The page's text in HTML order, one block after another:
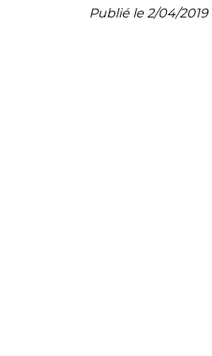
Publié le 2/04/2019